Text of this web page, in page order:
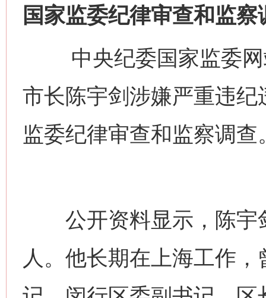
国家监委纪律审查和监察
中央纪委国家监委网
市长陈宇剑涉嫌严重违
监委纪律审查和监察调查
公开资料显示，陈宇
人。他长期在上海工作